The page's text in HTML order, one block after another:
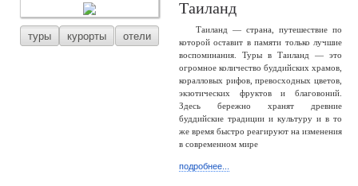
туры курорты отели
Таиланд
Таиланд — страна, путешествие по
которой оставит в памяти только лучшие
воспоминания. Туры в Таиланд — это
огромное количество буддийских храмов,
коралловых рифов, превосходных цветов,
экзотических фруктов и благовоний.
Здесь бережно хранят древние
буддийские традиции и культуру и в то
же время быстро реагируют на изменения
в современном мире
подробнее...